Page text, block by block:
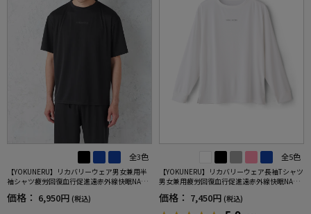
全3色
【YOKUNERU】リカバリーウェア男女兼用半
袖シャツ疲労回復血行促進遠赤外線快眠NANO
MIX(R)【一般医療機器】SS～LLサイズ
価格： 6,950円 (税込)
全5色
【YOKUNERU】リカバリーウェア長袖Tシャツ
男女兼用疲労回復血行促進遠赤外線快眠NANO
MIX(R)【一般医療機器】SS～LLサイズ
価格： 7,450円 (税込)